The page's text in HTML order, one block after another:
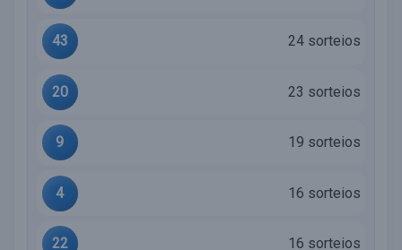
43 24 sorteios
20 23 sorteios
9 19 sorteios
4 16 sorteios
22 16 sorteios